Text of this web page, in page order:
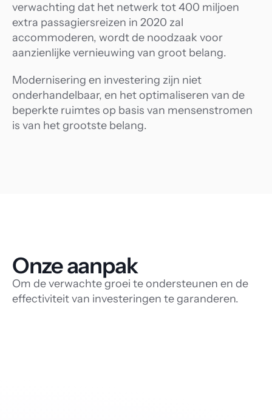
verwachting dat het netwerk tot 400 miljoen
extra passagiersreizen in 2020 zal
accommoderen, wordt de noodzaak voor
aanzienlijke vernieuwing van groot belang.
Modernisering en investering zijn niet
onderhandelbaar, en het optimaliseren van de
beperkte ruimtes op basis van mensenstromen
is van het grootste belang.
Onze aanpak
Om de verwachte groei te ondersteunen en de
effectiviteit van investeringen te garanderen.